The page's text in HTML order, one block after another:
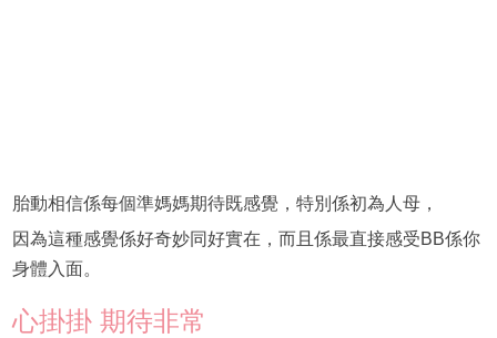
胎動相信係每個準媽媽期待既感覺，特別係初為人母，
因為這種感覺係好奇妙同好實在，而且係最直接感受BB係你
身體入面。
心掛掛 期待非常